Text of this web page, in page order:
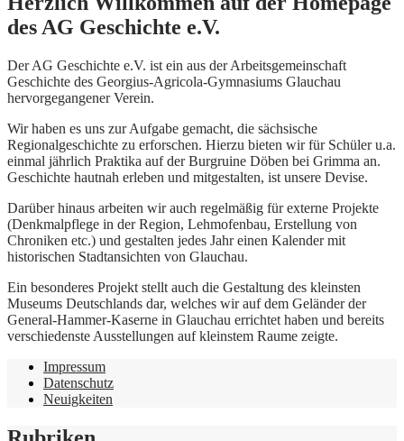
des AG Geschichte e.V.
Der AG Geschichte e.V. ist ein aus der Arbeitsgemeinschaft
Geschichte des Georgius-Agricola-Gymnasiums Glauchau
hervorgegangener Verein.
Wir haben es uns zur Aufgabe gemacht, die sächsische
Regionalgeschichte zu erforschen. Hierzu bieten wir für Schüler u.a.
einmal jährlich Praktika auf der Burgruine Döben bei Grimma an.
Geschichte hautnah erleben und mitgestalten, ist unsere Devise.
Darüber hinaus arbeiten wir auch regelmäßig für externe Projekte
(Denkmalpflege in der Region, Lehmofenbau, Erstellung von
Chroniken etc.) und gestalten jedes Jahr einen Kalender mit
historischen Stadtansichten von Glauchau.
Ein besonderes Projekt stellt auch die Gestaltung des kleinsten
Museums Deutschlands dar, welches wir auf dem Geländer der
General-Hammer-Kaserne in Glauchau errichtet haben und bereits
verschiedenste Ausstellungen auf kleinstem Raume zeigte.
Impressum
Datenschutz
Neuigkeiten